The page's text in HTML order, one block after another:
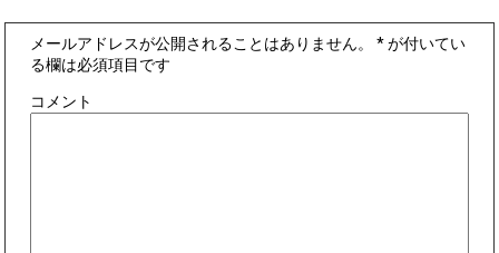
メールアドレスが公開されることはありません。 *が付いてい
る欄は必須項目です
コメント